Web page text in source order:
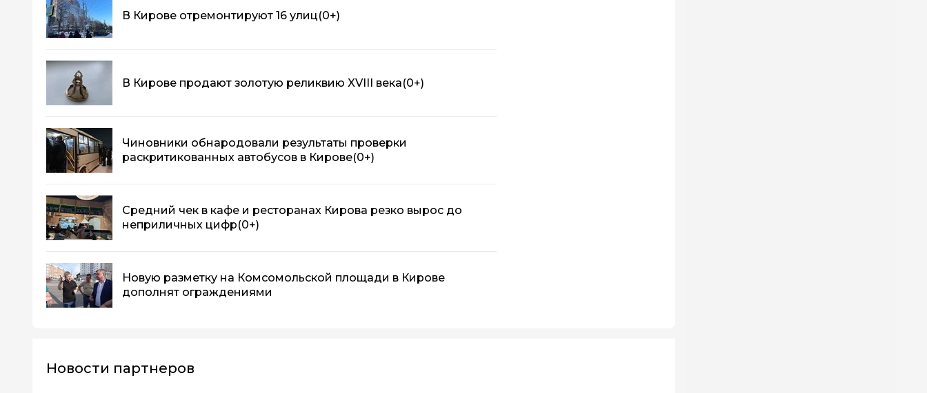
В Кирове отремонтируют 16 улиц(0+)
В Кирове продают золотую реликвию XVIII века(0+)
Чиновники обнародовали результаты проверки
раскритикованных автобусов в Кирове(0+)
Средний чек в кафе и ресторанах Кирова резко вырос до
неприличных цифр(0+)
Новую разметку на Комсомольской площади в Кирове
дополнят ограждениями
Новости партнеров